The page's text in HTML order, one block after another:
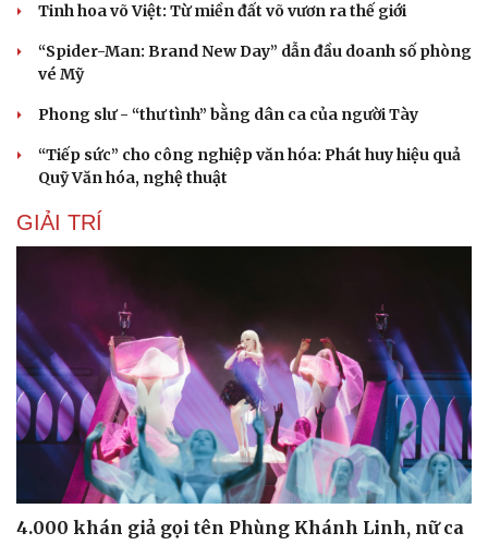
Tinh hoa võ Việt: Từ miền đất võ vươn ra thế giới
“Spider-Man: Brand New Day” dẫn đầu doanh số phòng
vé Mỹ
Phong slư - “thư tình” bằng dân ca của người Tày
“Tiếp sức” cho công nghiệp văn hóa: Phát huy hiệu quả
Quỹ Văn hóa, nghệ thuật
GIẢI TRÍ
4.000 khán giả gọi tên Phùng Khánh Linh, nữ ca